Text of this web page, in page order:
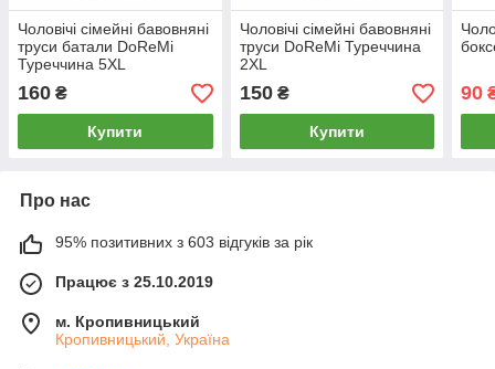
Чоловічі сімейні бавовняні
труси батали DoReMi
Туреччина 5XL
160 ₴
Купити
Чоловічі сімейні бавовняні
труси DoReMi Туреччина
2XL
150₴
Купити
90
Про нас
95% позитивних з 603 відгуків за рік
Працює з 25.10.2019
м. Кропивницький
Кропивницький, Україна